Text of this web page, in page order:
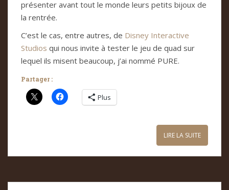
présenter avant tout le monde leurs petits bijoux de
la rentrée.
C’est le cas, entre autres, de Disney Interactive
Studios qui nous invite à tester le jeu de quad sur
lequel ils misent beaucoup, j’ai nommé PURE.
Partager :
Plus
LIRE LA SUITE